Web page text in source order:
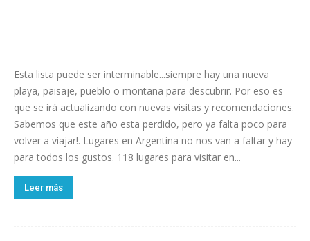
Esta lista puede ser interminable...siempre hay una nueva
playa, paisaje, pueblo o montaña para descubrir. Por eso es
que se irá actualizando con nuevas visitas y recomendaciones.
Sabemos que este año esta perdido, pero ya falta poco para
volver a viajar!. Lugares en Argentina no nos van a faltar y hay
para todos los gustos. 118 lugares para visitar en...
Leer más